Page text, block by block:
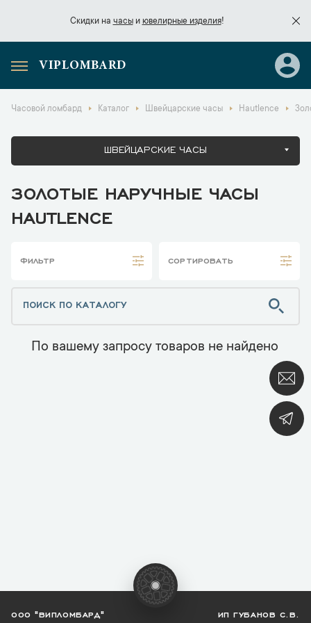
Скидки на часыи ювелирные изделия!
Скидки начасы
VIPLOMBARD
Часовой ломбард Каталог Швейцарские часы Hautlence
ШВЕЙЦАРСКИЕ ЧАСЫ
ЗОЛОТЫЕ НАРУЧНЫЕ ЧАСЫ
HAUTLENCE
ФИЛЬТР СОРТИРОВАТЬ
По вашему запросу товаров не найдено
ООО "ВИПЛОМБАРД" ИП ГУБАНОВ С.В.